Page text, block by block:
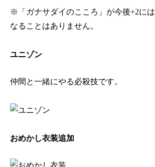
※「ガナサダイのこころ」が今後+2には
なることはありません。
ユニゾン
仲間と一緒にやる必殺技です。
おめかし衣装追加